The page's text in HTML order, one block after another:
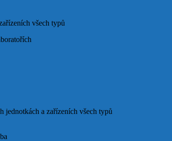
všech typů
a zařízeních všech typů